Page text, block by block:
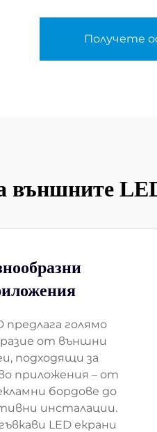
Получете
външните
предлага голямо
от външни
подходящи за
приложения – от
бордове до
инсталации.
LED екрани